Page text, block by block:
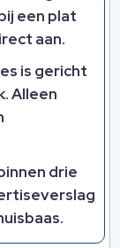
een plat
aan.​
is gericht
Alleen
drie